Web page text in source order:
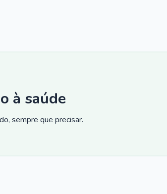
à saúde
sempre que precisar.